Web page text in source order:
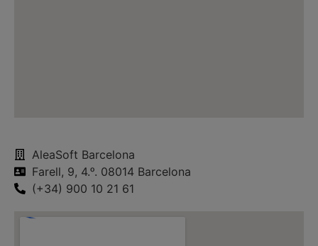
AleaSoft Barcelona
Farell, 9, 4.ᵒ. 08014 Barcelona
(+34) 900 10 21 61